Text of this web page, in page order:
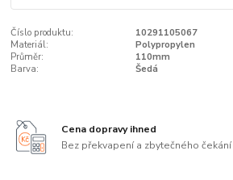
Číslo produktu:
10291105067
Materiál:
Polypropylen
Průměr:
110mm
Barva:
Šedá
Cena dopravy ihned
Bez překvapení a zbytečného čekání